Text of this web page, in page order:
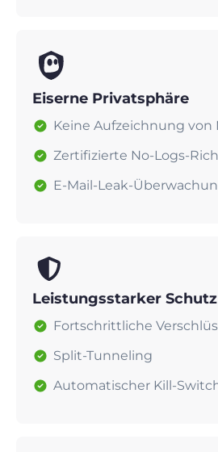
Eiserne Privatsphäre
Keine Aufzeichnung
Zertifizierte No-Logs-
E-Mail-Leak-
Leistungsstarker Schutz
Fortschrittliche
Split-Tunneling
Automatischer Kill-